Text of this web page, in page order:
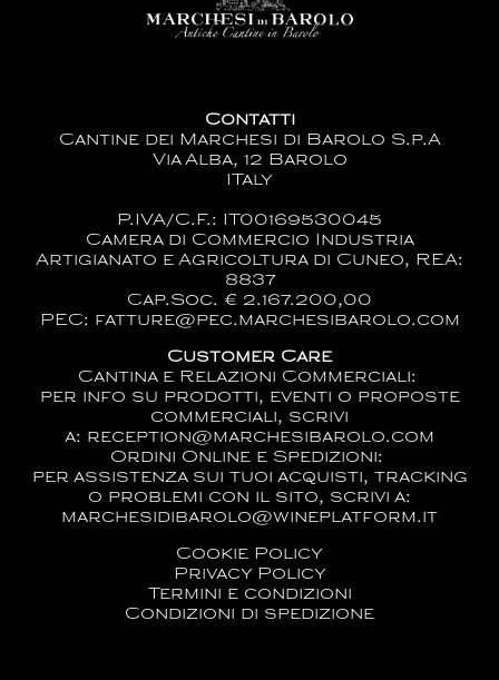
Contatti
Cantine dei Marchesi di Barolo S.p.A
Via Alba, 12 Barolo
ITaly
P.IVA/C.F.: IT00169530045
Camera di Commercio Industria
Artigianato e Agricoltura di Cuneo, REA:
8837
Cap.Soc. € 2.167.200,00
PEC: fatture@pec.marchesibarolo.com
Customer Care
Cantina e Relazioni Commerciali:
per info su prodotti, eventi o proposte
commerciali, scrivi
a: reception@marchesibarolo.com
Ordini Online e Spedizioni:
per assistenza sui tuoi acquisti, tracking
o problemi con il sito, scrivi a:
marchesidibarolo@wineplatform.it
Cookie Policy
Privacy Policy
Termini e condizioni
Condizioni di spedizione